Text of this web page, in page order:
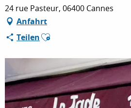
ZU TUN
24 rue Pasteur, 06400 Cannes
Anfahrt
TeilenAjouter aux favoris